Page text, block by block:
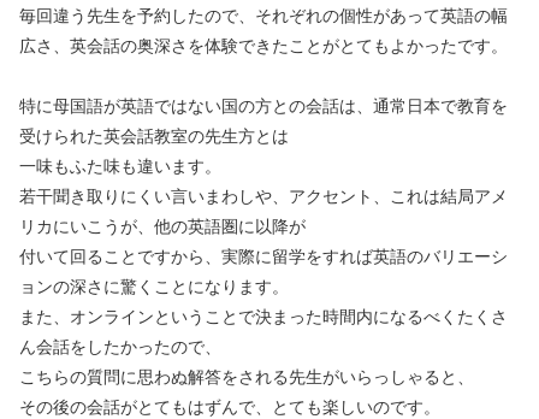
毎回違う先生を予約したので、それぞれの個性があって英語の幅
広さ、英会話の奥深さを体験できたことがとてもよかったです。
特に母国語が英語ではない国の方との会話は、通常日本で教育を
受けられた英会話教室の先生方とは
一味もふた味も違います。
若干聞き取りにくい言いまわしや、アクセント、これは結局アメ
リカにいこうが、他の英語圏に以降が
付いて回ることですから、実際に留学をすれば英語のバリエーシ
ョンの深さに驚くことになります。
また、オンラインということで決まった時間内になるべくたくさ
ん会話をしたかったので、
こちらの質問に思わぬ解答をされる先生がいらっしゃると、
その後の会話がとてもはずんで、とても楽しいのです。